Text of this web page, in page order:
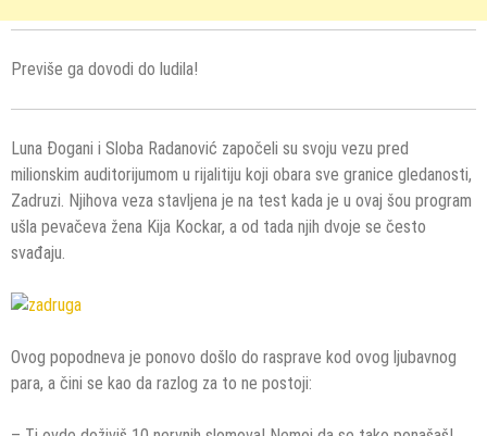
Previše ga dovodi do ludila!
Luna Đogani i Sloba Radanović započeli su svoju vezu pred
milionskim auditorijumom u rijalitiju koji obara sve granice gledanosti,
Zadruzi. Njihova veza stavljena je na test kada je u ovaj šou program
ušla pevačeva žena Kija Kockar, a od tada njih dvoje se često
svađaju.
Ovog popodneva je ponovo došlo do rasprave kod ovog ljubavnog
para, a čini se kao da razlog za to ne postoji: